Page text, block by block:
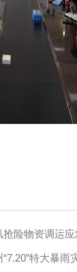
险物资调运应
特大暴雨